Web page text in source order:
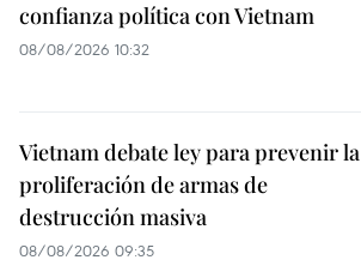
confianza política con Vietnam
08/08/2026 10:32
Vietnam debate ley para prevenir la
proliferación de armas de
destrucción masiva
08/08/2026 09:35